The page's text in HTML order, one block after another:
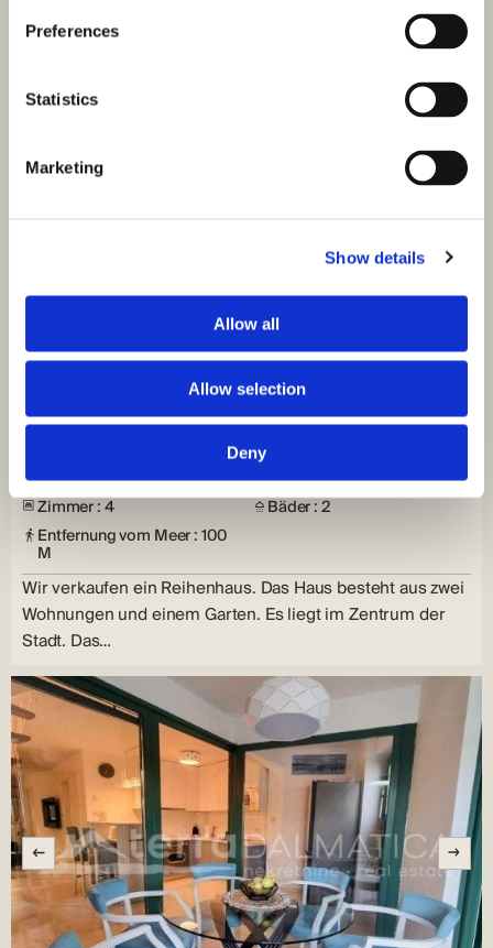
Preferences
Statistics
Marketing
Show details
Allow all
Allow selection
Deny
240.000,00 € ID: 3265
Tisno, Haus im alten Stadtzentrum
Größe (m²) : 158 M²
Land (m²) : 150 M²
Zimmer : 4
Bäder : 2
Entfernung vom Meer : 100
M
Wir verkaufen ein Reihenhaus. Das Haus besteht aus zwei
Wohnungen und einem Garten. Es liegt im Zentrum der
Stadt. Das…